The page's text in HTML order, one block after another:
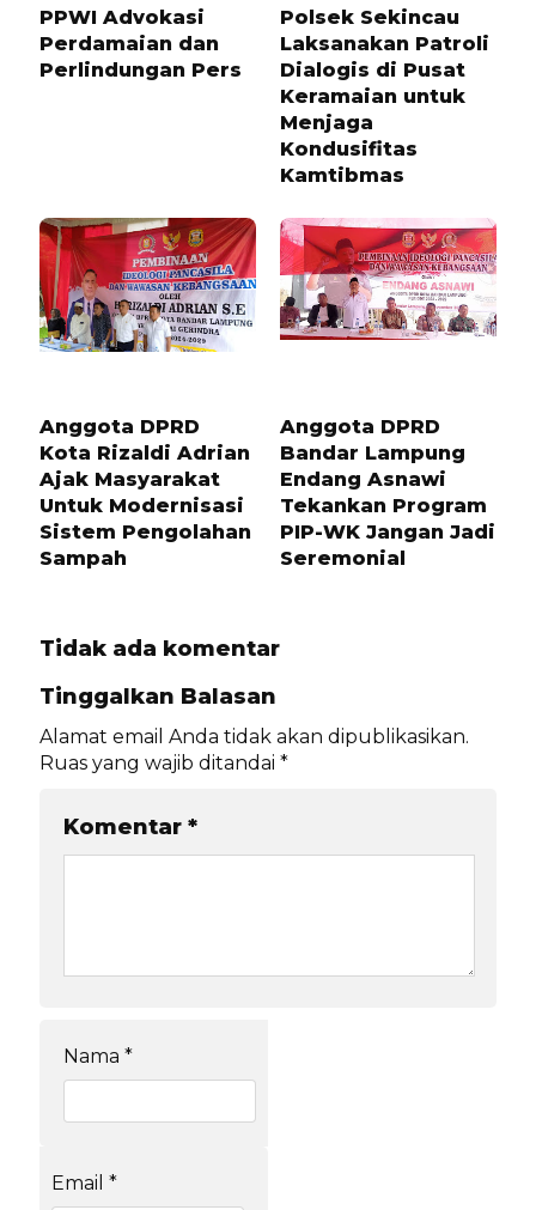
PPWI Advokasi
Perdamaian dan
Perlindungan Pers
Polsek Sekincau
Laksanakan Patroli
Dialogis di Pusat
Keramaian untuk
Menjaga
Kondusifitas
Kamtibmas
Anggota DPRD
Kota Rizaldi Adrian
Ajak Masyarakat
Untuk Modernisasi
Sistem Pengolahan
Sampah
Anggota DPRD
Bandar Lampung
Endang Asnawi
Tekankan Program
PIP-WK Jangan Jadi
Seremonial
Tidak ada komentar
Tinggalkan Balasan
Alamat email Anda tidak akan dipublikasikan.
Ruas yang wajib ditandai *
Komentar *
Nama *
Email *